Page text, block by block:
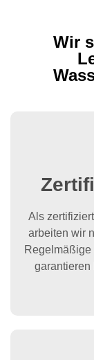
Wir
Als
arbeiten wir
garantieren